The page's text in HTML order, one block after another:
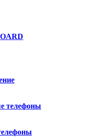
телефоны